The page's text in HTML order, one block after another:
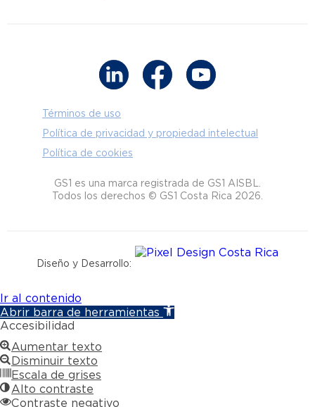
Términos de uso
Política de privacidad y propiedad intelectual
Política de cookies
GS1 es una marca registrada de GS1 AISBL.
Todos los derechos © GS1 Costa Rica 2026.
Diseño y Desarrollo:
Ir al contenido
Abrir barra de herramientas
Accesibilidad
Aumentar texto
Disminuir texto
Escala de grises
Alto contraste
Contraste negativo